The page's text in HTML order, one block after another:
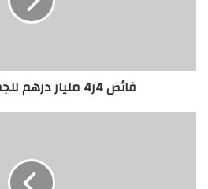
فائض 4ر4 مليار درهم للجماعات الترابية